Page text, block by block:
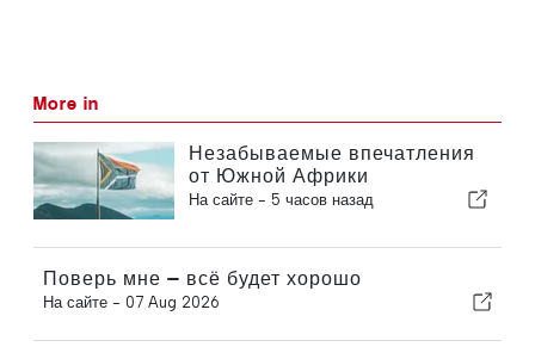
More in
Незабываемые впечатления
от Южной Африки
На сайте - 5 часов назад
Поверь мне — всё будет хорошо
На сайте - 07 Aug 2026